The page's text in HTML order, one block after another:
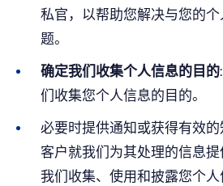
私官，以帮助您解决与您的
题。
确定我们收集个人信息的目的
们收集您个人信息的目的。
必要时提供通知或获得有效
客户就我们为其处理的信息提
我们收集、使用和披露您个